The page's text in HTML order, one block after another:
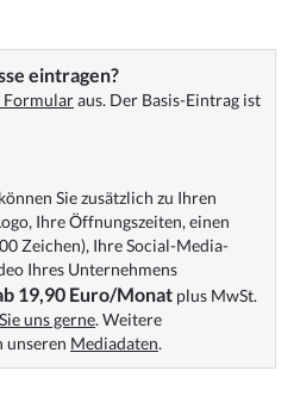
eintragen?
Formularaus. Der Basis-Eintrag ist
Sie zusätzlich zu Ihren
Ihre Öffnungszeiten, einen
Zeichen), Ihre Social-Media-
Ihres Unternehmens
19,90 Euro/Monat plus MwSt.
uns gerne. Weitere
unseren Mediadaten.